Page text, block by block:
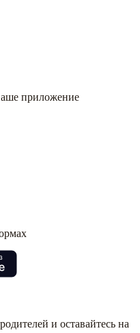
приложение
и оставайтесь на